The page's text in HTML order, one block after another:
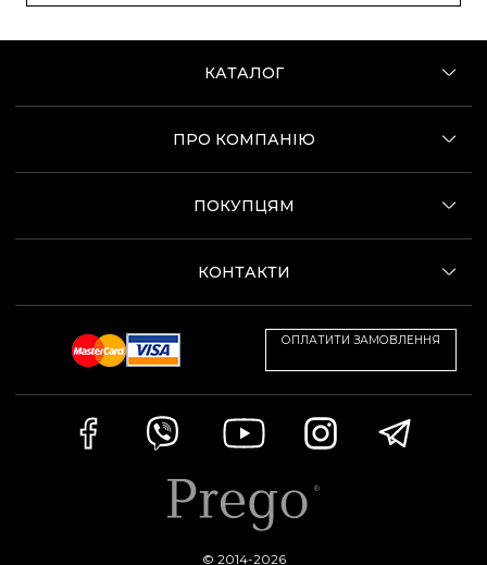
КАТАЛОГ
ПРО КОМПАНІЮ
ПОКУПЦЯМ
КОНТАКТИ
ОПЛАТИТИ ЗАМОВЛЕННЯ
© 2014-2026